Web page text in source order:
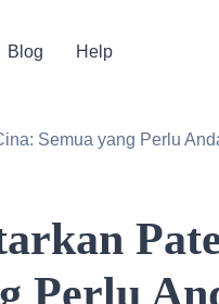
Blog Help
Semua yang Perlu
Perlu